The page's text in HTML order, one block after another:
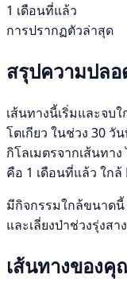
1 เดือนที่แล้ว
การปรากฏตัวล่าสุด
สรุปความปล
เส้นทางนี้เริ่มและจบ
โตเกียว ในช่วง 30
กิโลเมตรจากเส้นทา
คือ 1 เดือนที่แล้ว ใกล้
มีกิจกรรมใกล้ขนาดนี้
และเลี่ยงป่าช่วงรุ่งส
เส้นทางของคุ